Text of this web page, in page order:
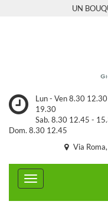
UN
Lun - Ven 8.30
19.30
Sab. 8.30 12.45 -
Dom. 8.30 12.45
Via